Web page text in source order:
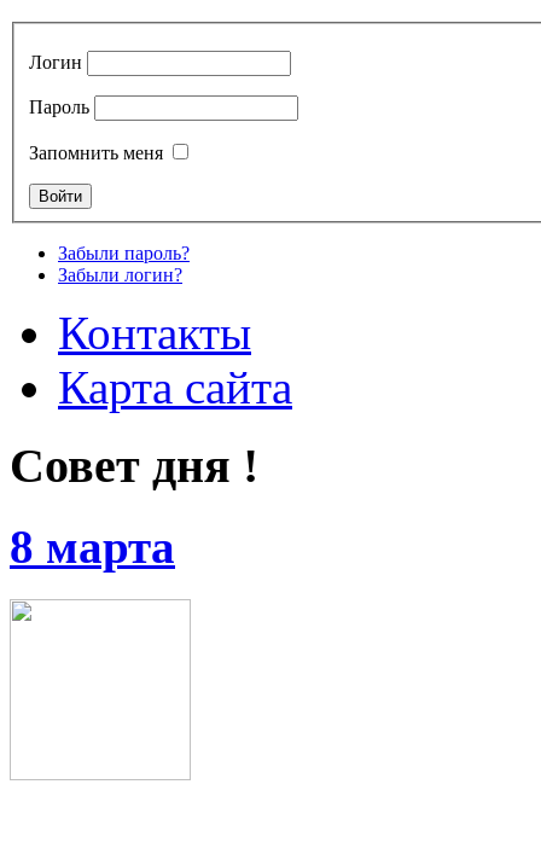
Логин
Пароль
Запомнить меня
Забыли пароль?
Забыли логин?
Контакты
Карта сайта
Совет дня !
8 марта